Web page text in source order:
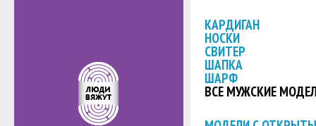
КАРДИГАН
НОСКИ
СВИТЕР
ШАПКА
ШАРФ
ВСЕ МУЖСКИЕ